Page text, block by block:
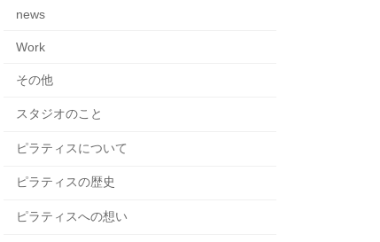
news
Work
その他
スタジオのこと
ピラティスについて
ピラティスの歴史
ピラティスへの想い